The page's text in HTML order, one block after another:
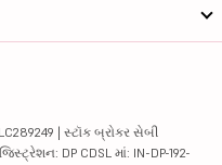
| સ્ટૉક બ્રોકર સેબી
DP CDSL માં: IN-DP-192-